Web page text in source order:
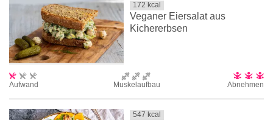
172 kcal
Veganer Eiersalat aus
Kichererbsen
Aufwand Muskelaufbau Abnehmen
547 kcal